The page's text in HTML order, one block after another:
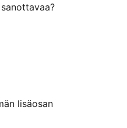
lisäosan